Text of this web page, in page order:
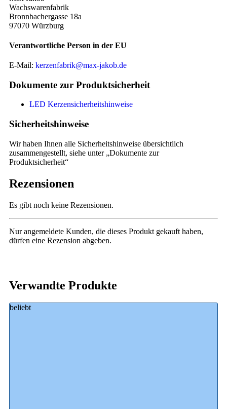
Wachswarenfabrik
Bronnbachergasse 18a
97070 Würzburg
Verantwortliche Person in der EU
E-Mail: kerzenfabrik@max-jakob.de
Dokumente zur Produktsicherheit
LED Kerzensicherheitshinweise
Sicherheitshinweise
Wir haben Ihnen alle Sicherheitshinweise übersichtlich
zusammengestellt, siehe unter „Dokumente zur
Produktsicherheit“
Rezensionen
Es gibt noch keine Rezensionen.
Nur angemeldete Kunden, die dieses Produkt gekauft haben,
dürfen eine Rezension abgeben.
Verwandte Produkte
beliebt